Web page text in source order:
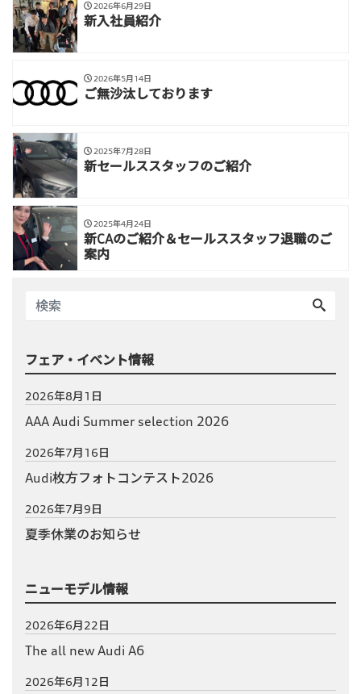
2026年6月29日
新入社員紹介
2026年5月14日
ご無沙汰しております
2025年7月28日
新セールススタッフのご紹介
2025年4月24日
新CAのご紹介＆セールススタッフ退職のご
案内
フェア・イベント情報
AAA Audi Summer selection 2026
2026年8月1日
Audi枚方フォトコンテスト2026
2026年7月16日
夏季休業のお知らせ
2026年7月9日
ニューモデル情報
The all new Audi A6
2026年6月22日
2026年6月12日